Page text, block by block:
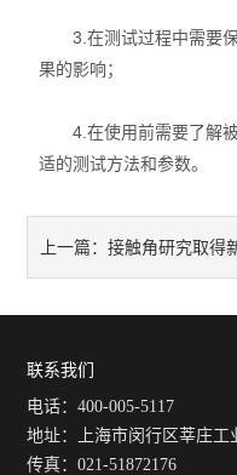
3.在测试过程中需要保
果的影响；
4.在使用前需要了解被
适的测试方法和参数。
上一篇：接触角研究取得
新
联系我们
电话：400-005-5117
地址：上海市闵行区莘庄工
传真：021-51872176